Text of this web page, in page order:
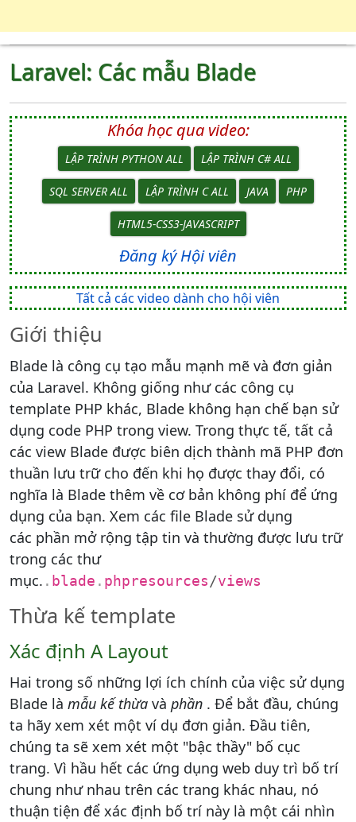
Laravel: Các mẫu Blade
Khóa học qua video:
LẬP TRÌNH PYTHON ALL LẬP TRÌNH C# ALL
SQL SERVER ALL LẬP TRÌNH C ALL JAVA PHP
HTML5-CSS3-JAVASCRIPT
Đăng ký Hội viên
Tất cả các video dành cho hội viên
Giới thiệu
Blade là công cụ tạo mẫu mạnh mẽ và đơn giản
của Laravel. Không giống như các công cụ
template PHP khác, Blade không hạn chế bạn sử
dụng code PHP trong view. Trong thực tế, tất cả
các view Blade được biên dịch thành mã PHP đơn
thuần lưu trữ cho đến khi họ được thay đổi, có
nghĩa là Blade thêm về cơ bản không phí để ứng
dụng của bạn. Xem các file Blade sử dụng
các phần mở rộng tập tin và thường được lưu trữ
trong các thư
mục. . blade . phpresources/views
Thừa kế template
Xác định A Layout
Hai trong số những lợi ích chính của việc sử dụng
Blade là mẫu kế thừa và phần . Để bắt đầu, chúng
ta hãy xem xét một ví dụ đơn giản. Đầu tiên,
chúng ta sẽ xem xét một "bậc thầy" bố cục
trang. Vì hầu hết các ứng dụng web duy trì bố trí
chung như nhau trên các trang khác nhau, nó
thuận tiện để xác định bố trí này là một cái nhìn